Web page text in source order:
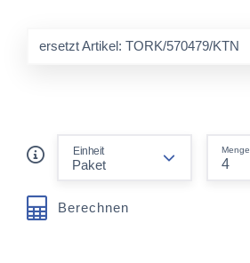
ersetzt Artikel: TORK/570479/KTN
Einheit Menge
Berechnen